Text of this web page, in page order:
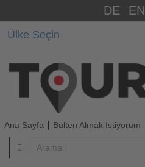
Türkiye,
Akdeniz
ve
Ege
kruvaziyer
pazarının
DE EN
Ülke Seçin
Ana Sayfa Bülten Almak İstiyorum